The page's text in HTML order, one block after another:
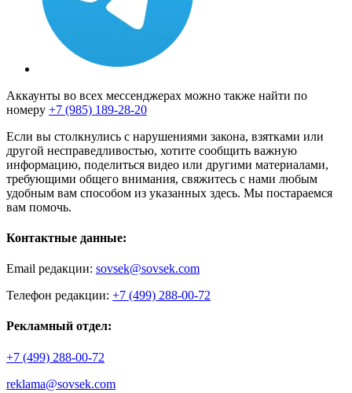
Аккаунты во всех мессенджерах можно также найти по
номеру +7 (985) 189-28-20
Если вы столкнулись с нарушениями закона, взятками или
другой несправедливостью, хотите сообщить важную
информацию, поделиться видео или другими материалами,
требующими общего внимания, свяжитесь с нами любым
удобным вам способом из указанных здесь. Мы постараемся
вам помочь.
Контактные данные:
Email редакции: sovsek@sovsek.com
Телефон редакции: +7 (499) 288-00-72
Рекламный отдел:
+7 (499) 288-00-72
reklama@sovsek.com